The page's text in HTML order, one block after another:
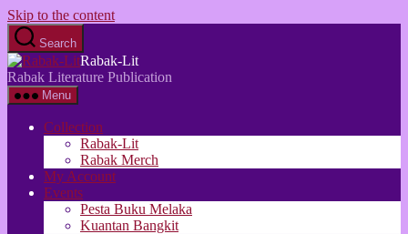
Skip to the content
Search
Rabak-Lit
Rabak Literature Publication
Menu
Collection
Rabak-Lit
Rabak Merch
My Account
Events
Pesta Buku Melaka
Kuantan Bangkit